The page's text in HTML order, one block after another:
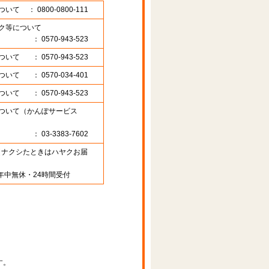
いて ： 0800-0800-111
等について
： 0570-943-523
いて ： 0570-943-523
いて ： 0570-034-401
いて ： 0570-943-523
いて（かんぽサービス
： 03-3383-7602
クシたときはハヤクお届
中無休・24時間受付